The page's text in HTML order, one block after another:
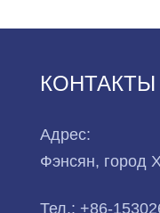
вашим
при 50 Гц / 3,4 кВт
Хладагент: Р22/
КОНТАКТЫ
Адрес:
Фэнсян, город
Тел.: +86-